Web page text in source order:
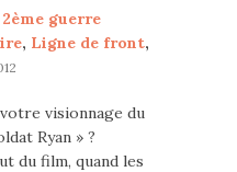
2ème guerre
, Ligne de front,
visionnage du
Ryan » ?
du film, quand les